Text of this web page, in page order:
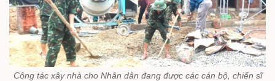
Công tác xây nhà cho Nhân dân đang được các cán bộ, chiến sĩ